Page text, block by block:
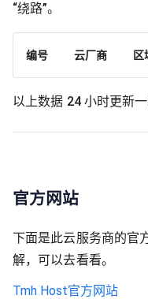
“绕路”。
编号 云厂商 区
以上数据 24 小时更新一
官方网站
下面是此云服务商的官
解，可以去看看。
Tmh Host官方网站